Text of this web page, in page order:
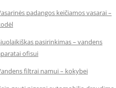
padangos keičiamos vasarai –
pasirinkimas – vandens
ofisui
filtrai namui – kokybei